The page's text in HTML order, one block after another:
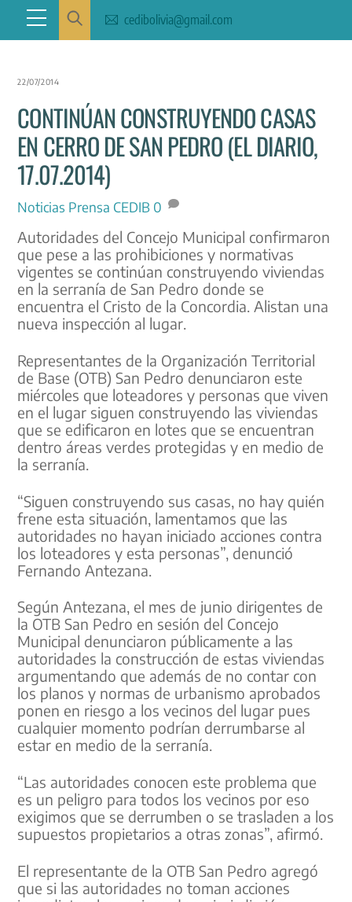
content
Menu cedibolivia@gmail.com
22/07/2014
CONTINÚAN CONSTRUYENDO CASAS
EN CERRO DE SAN PEDRO (EL DIARIO,
17.07.2014)
Noticias Prensa CEDIB 0
Autoridades del Concejo Municipal confirmaron
que pese a las prohibiciones y normativas
vigentes se continúan construyendo viviendas
en la serranía de San Pedro donde se
encuentra el Cristo de la Concordia. Alistan una
nueva inspección al lugar.
Representantes de la Organización Territorial
de Base (OTB) San Pedro denunciaron este
miércoles que loteadores y personas que viven
en el lugar siguen construyendo las viviendas
que se edificaron en lotes que se encuentran
dentro áreas verdes protegidas y en medio de
la serranía.
“Siguen construyendo sus casas, no hay quién
frene esta situación, lamentamos que las
autoridades no hayan iniciado acciones contra
los loteadores y esta personas”, denunció
Fernando Antezana.
Según Antezana, el mes de junio dirigentes de
la OTB San Pedro en sesión del Concejo
Municipal denunciaron públicamente a las
autoridades la construcción de estas viviendas
argumentando que además de no contar con
los planos y normas de urbanismo aprobados
ponen en riesgo a los vecinos del lugar pues
cualquier momento podrían derrumbarse al
estar en medio de la serranía.
“Las autoridades conocen este problema que
es un peligro para todos los vecinos por eso
exigimos que se derrumben o se trasladen a los
supuestos propietarios a otras zonas”, afirmó.
El representante de la OTB San Pedro agregó
que si las autoridades no toman acciones